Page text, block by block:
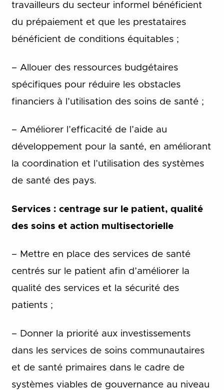
travailleurs du secteur informel bénéficient
du prépaiement et que les prestataires
bénéficient de conditions équitables ;
– Allouer des ressources budgétaires
spécifiques pour réduire les obstacles
financiers à l’utilisation des soins de santé ;
– Améliorer l’efficacité de l’aide au
développement pour la santé, en améliorant
la coordination et l’utilisation des systèmes
de santé des pays.
Services : centrage sur le patient, qualité
des soins et action multisectorielle
– Mettre en place des services de santé
centrés sur le patient afin d’améliorer la
qualité des services et la sécurité des
patients ;
– Donner la priorité aux investissements
dans les services de soins communautaires
et de santé primaires dans le cadre de
systèmes viables de gouvernance au niveau